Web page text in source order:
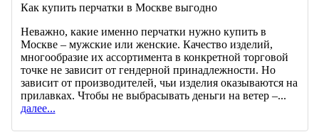
Как купить перчатки в Москве выгодно
Неважно, какие именно перчатки нужно купить в
Москве – мужские или женские. Качество изделий,
многообразие их ассортимента в конкретной торговой
точке не зависит от гендерной принадлежности. Но
зависит от производителей, чьи изделия оказываются на
прилавках. Чтобы не выбрасывать деньги на ветер –...
далее...